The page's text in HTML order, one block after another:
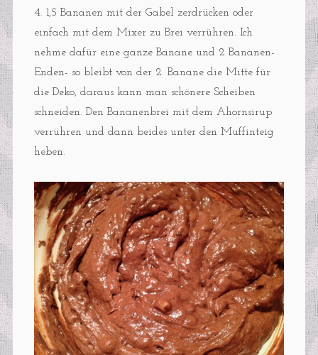
4. 1,5 Bananen mit der Gabel zerdrücken oder
einfach mit dem Mixer zu Brei verrühren. Ich
nehme dafür eine ganze Banane und 2 Bananen-
Enden- so bleibt von der 2. Banane die Mitte für
die Deko, daraus kann man schönere Scheiben
schneiden. Den Bananenbrei mit dem Ahornsirup
verrühren und dann beides unter den Muffinteig
heben.